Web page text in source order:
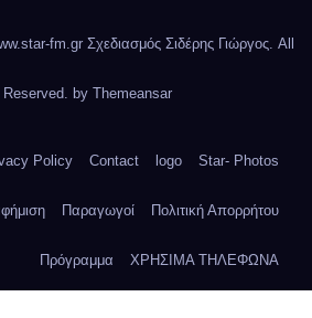
fm.gr Σχεδιασμός Σιδέρης Γιώργος. All
Reserved. by Themeansar
Policy Contact logo Star- Photos
Παραγωγοί Πολιτική Απορρήτου
Πρόγραμμα ΧΡΗΣΙΜΑ ΤΗΛΕΦΩΝΑ